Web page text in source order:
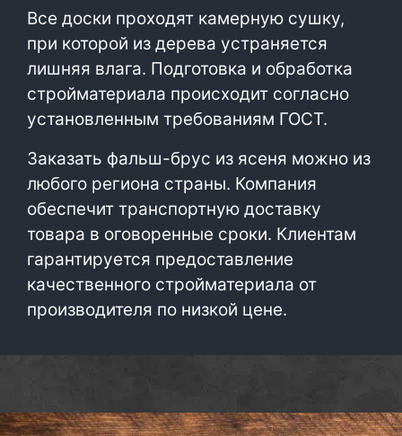
Все доски проходят камерную сушку,
при которой из дерева устраняется
лишняя влага. Подготовка и обработка
стройматериала происходит согласно
установленным требованиям ГОСТ.
Заказать фальш-брус из ясеня можно из
любого региона страны. Компания
обеспечит транспортную доставку
товара в оговоренные сроки. Клиентам
гарантируется предоставление
качественного стройматериала от
производителя по низкой цене.